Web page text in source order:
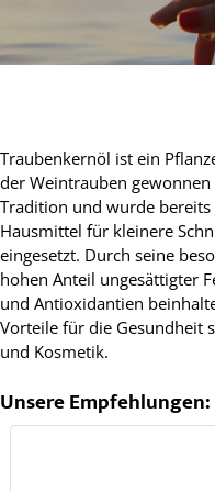
Traubenkernöl ist ein
der Weintrauben
Tradition und wurde
Hausmittel für kleinere
eingesetzt. Durch seine
hohen Anteil ungesättigter
und Antioxidantien
Vorteile für die Gesundheit
und Kosmetik.
Unsere Empfehlungen: